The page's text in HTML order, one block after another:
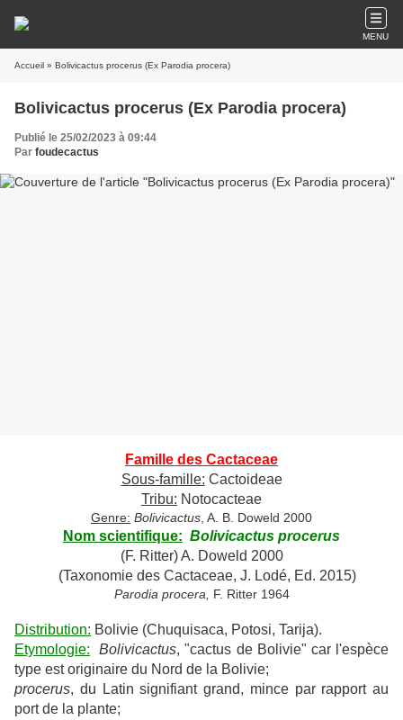
MENU
Accueil » Bolivicactus procerus (Ex Parodia procera)
Bolivicactus procerus (Ex Parodia procera)
Publié le 25/02/2023 à 09:44
Par foudecactus
Famille des Cactaceae
Sous-famille: Cactoideae
Tribu: Notocacteae
Genre: Bolivicactus , A. B. Doweld 2000
Nom scientifique: Bolivicactus procerus
(F. Ritter) A. Doweld 2000
(Taxonomie des Cactaceae, J. Lodé, Ed. 2015)
Parodia procera, F. Ritter 1964
Distribution: Bolivie (Chuquisaca, Potosi, Tarija).
Etymologie:
Bolivicactus, "cactus de Bolivie" car l'espèce
type est originaire du Nord de la Bolivie;
procerus, du Latin signifiant grand, mince par rapport au
port de la plante;